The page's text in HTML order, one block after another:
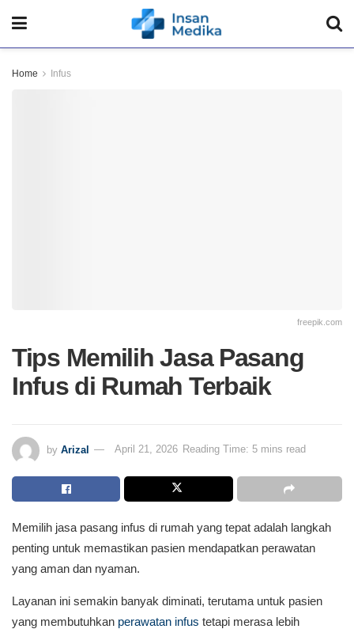
Home Infus
freepik.com
Tips Memilih Jasa Pasang
Infus di Rumah Terbaik
by Arizal April 21, 2026 Reading Time: 5 mins read
Memilih jasa pasang infus di rumah yang tepat adalah langkah
penting untuk memastikan pasien mendapatkan perawatan
yang aman dan nyaman.
Layanan ini semakin banyak diminati, terutama untuk pasien
yang membutuhkan perawatan infus tetapi merasa lebih